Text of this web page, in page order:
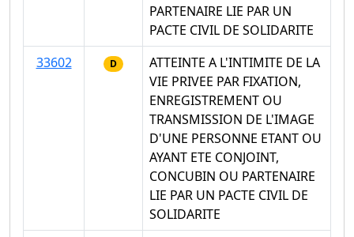
PARTENAIRE LIE PAR UN
PACTE CIVIL DE SOLIDARITE
33602
D
ATTEINTE A L'INTIMITE DE LA
VIE PRIVEE PAR FIXATION,
ENREGISTREMENT OU
TRANSMISSION DE L'IMAGE
D'UNE PERSONNE ETANT OU
AYANT ETE CONJOINT,
CONCUBIN OU PARTENAIRE
LIE PAR UN PACTE CIVIL DE
SOLIDARITE